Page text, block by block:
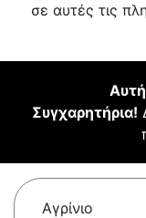
σε αυτές τις
Αυτή
Συγχαρητήρια!
Αγρίνιο